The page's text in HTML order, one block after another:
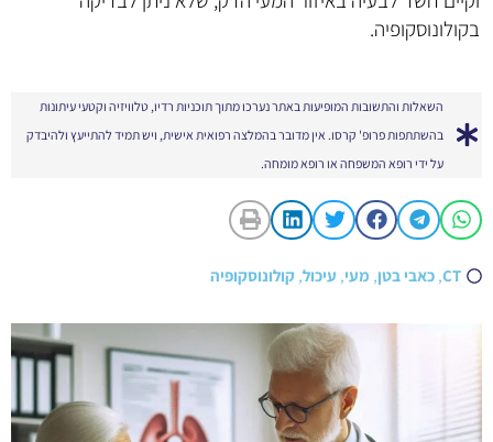
בקולונוסקופיה.
השאלות והתשובות המופיעות באתר נערכו מתוך תוכניות רדיו, טלוויזיה וקטעי עיתונות
בהשתתפות פרופ' קרסו. אין מדובר בהמלצה רפואית אישית, ויש תמיד להתייעץ ולהיבדק
על ידי רופא המשפחה או רופא מומחה.
CT
, כאבי בטן, מעי, עיכול, קולונוסקופיה